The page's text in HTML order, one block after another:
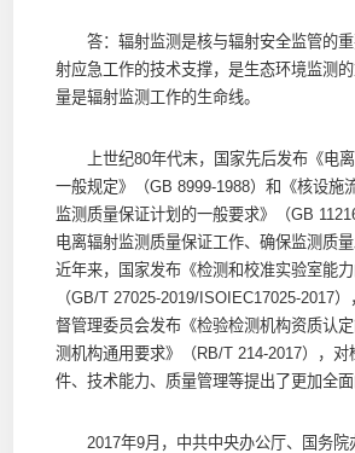
答：辐射监测是核与辐射安全监管的重
射应急工作的技术支撑，是生态环境监测
量是辐射监测工作的生命线。
上世纪80年代末，国家先后发布《电离
一般规定》（GB 8999-1988）和《核设施
监测质量保证计划的一般要求》（GB
电离辐射监测质量保证工作、确保监测质量
近年来，国家发布《检测和校准实验室能力
（GB/T 27025-2019/ISOIEC17025-2017
督管理委员会发布《检验检测机构资质认
测机构通用要求》（RB/T 214-2017），对
件、技术能力、质量管理等提出了更加全面
2017年9月，中共中央办公厅、国务院